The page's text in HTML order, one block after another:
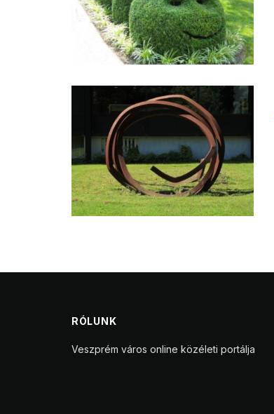
RÓLUNK
Veszprém város online közéleti portálja